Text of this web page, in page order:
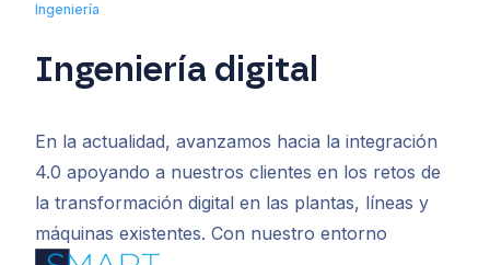
Ingeniería
Ingeniería digital
En la actualidad, avanzamos hacia la integración
4.0 apoyando a nuestros clientes en los retos de
la transformación digital en las plantas, líneas y
máquinas existentes. Con nuestro entorno